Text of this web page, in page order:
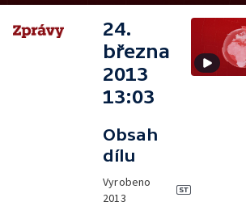
24.
března
2013
13:03
Obsah
dílu
Vyrobeno
2013